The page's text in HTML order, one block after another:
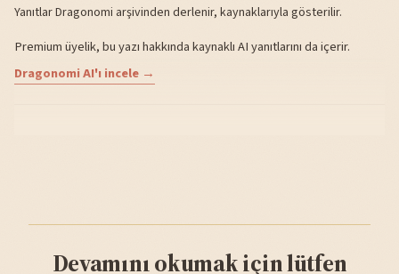
Yanıtlar Dragonomi arşivinden derlenir, kaynaklarıyla gösterilir.
Premium üyelik, bu yazı hakkında kaynaklı AI yanıtlarını da içerir.
Dragonomi AI'ı incele →
Devamını okumak için lütfen